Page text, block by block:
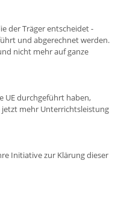
der Träger entscheidet -
und abgerechnet werden.
nicht mehr auf ganze
UE durchgeführt haben,
mehr Unterrichtsleistung
Initiative zur Klärung dieser